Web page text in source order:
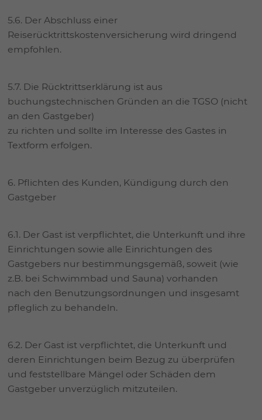
5.6. Der Abschluss einer
Reiserücktrittskostenversicherung wird dringend
empfohlen.
5.7. Die Rücktrittserklärung ist aus
buchungstechnischen Gründen an die TGSO (nicht
an den Gastgeber)
zu richten und sollte im Interesse des Gastes in
Textform erfolgen.
6. Pflichten des Kunden, Kündigung durch den
Gastgeber
6.1. Der Gast ist verpflichtet, die Unterkunft und ihre
Einrichtungen sowie alle Einrichtungen des
Gastgebers nur bestimmungsgemäß, soweit (wie
z.B. bei Schwimmbad und Sauna) vorhanden
nach den Benutzungsordnungen und insgesamt
pfleglich zu behandeln.
6.2. Der Gast ist verpflichtet, die Unterkunft und
deren Einrichtungen beim Bezug zu überprüfen
und feststellbare Mängel oder Schäden dem
Gastgeber unverzüglich mitzuteilen.